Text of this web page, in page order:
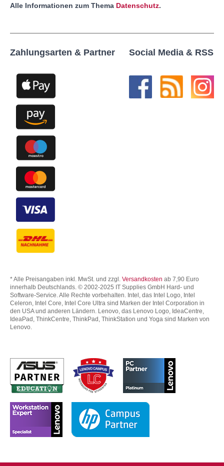
Alle Informationen zum Thema Datenschutz.
Zahlungsarten & Partner Social Media & RSS
* Alle Preisangaben inkl. MwSt. und zzgl. Versandkosten ab 7,90 Euro
innerhalb Deutschlands. © 2002-2025 IT Supplies GmbH Hard- und
Software-Service. Alle Rechte vorbehalten. Intel, das Intel Logo, Intel
Celeron, Intel Core, Intel Core Ultra sind Marken der Intel Corporation in
den USA und anderen Ländern. Lenovo, das Lenovo Logo, IdeaCentre,
IdeaPad, ThinkCentre, ThinkPad, ThinkStation und Yoga sind Marken von
Lenovo.